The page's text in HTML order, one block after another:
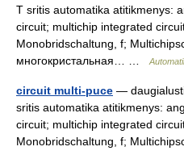
T sritis automatika atitikmenys:
circuit; multichip integrated
Monobridschaltung, f;
многокристальная… …
circuit multi-puce —
sritis automatika atitikmenys:
circuit; multichip integrated
Monobridschaltung, f;